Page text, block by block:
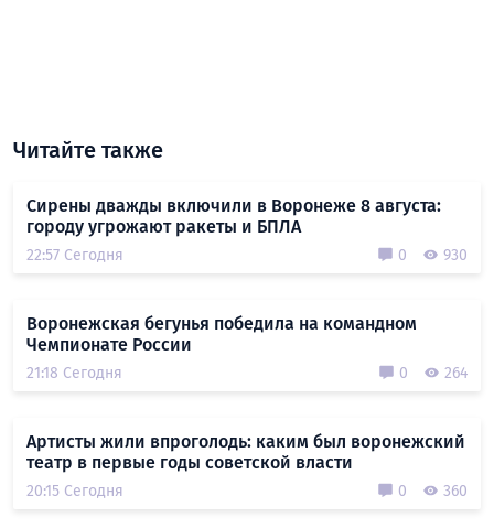
Читайте также
Сирены дважды включили в Воронеже 8 августа:
городу угрожают ракеты и БПЛА
22:57 Сегодня 0 930
Воронежская бегунья победила на командном
Чемпионате России
21:18 Сегодня 0 264
Артисты жили впроголодь: каким был воронежский
театр в первые годы советской власти
20:15 Сегодня 0 360